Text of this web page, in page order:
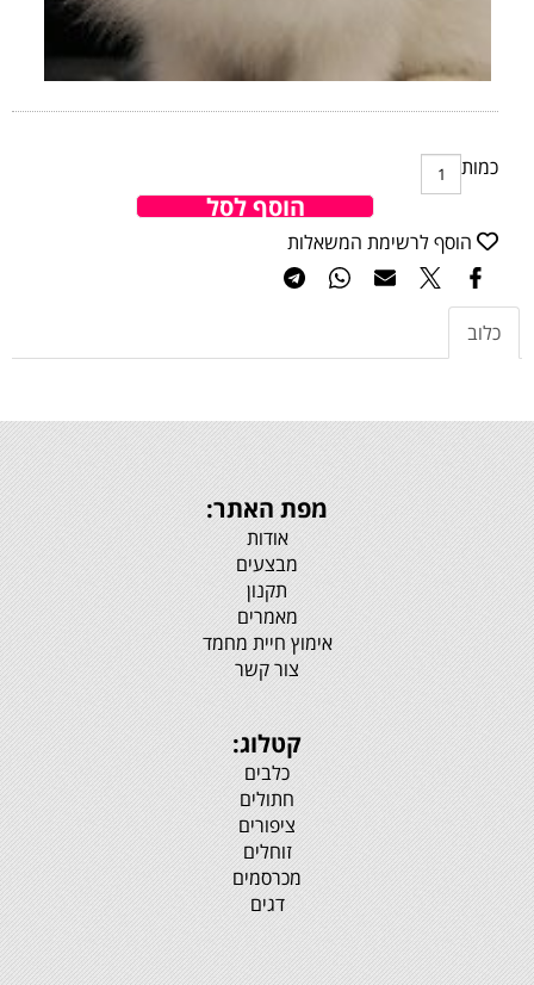
כמות
הוסף לסל
הוסף לרשימת המשאלות
כלוב
מפת האתר:
אודות
מבצעים
תקנון
מאמרים
אימוץ חיית מחמד
צור קשר
קטלוג:
כלבים
חתולים
ציפורים
זוחלים
מכרסמים
דגים